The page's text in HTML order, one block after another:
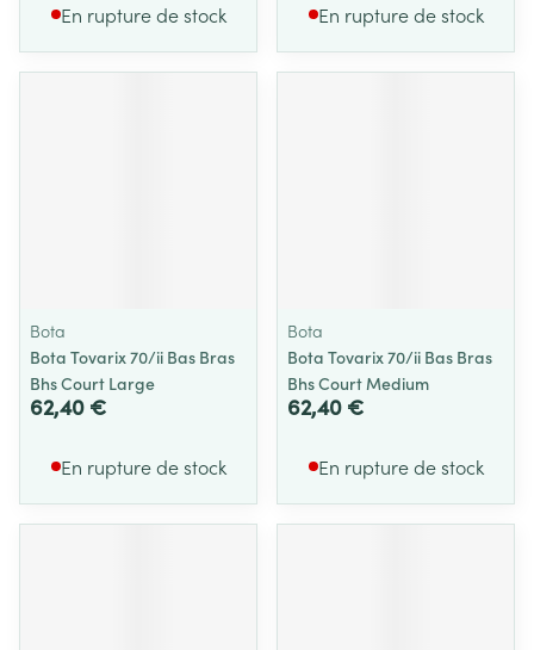
En rupture de stock En rupture de stock
Bota
Bota Tovarix 70/ii Bas Bras
Bhs Court Large
62,40 €
En rupture de stock
Bota
Bota Tovarix 70/ii Bas Bras
Bhs Court Medium
62,40 €
En rupture de stock